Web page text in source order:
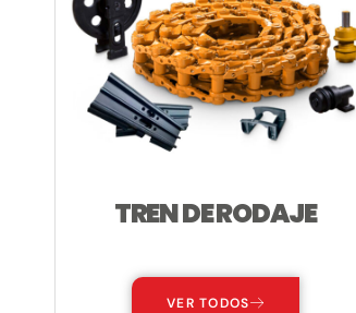
TREN DE RODAJE
VER TODOS